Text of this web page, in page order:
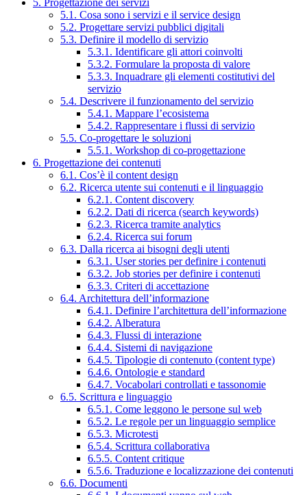
5. Progettazione dei servizi
5.1. Cosa sono i servizi e il service design
5.2. Progettare servizi pubblici digitali
5.3. Definire il modello di servizio
5.3.1. Identificare gli attori coinvolti
5.3.2. Formulare la proposta di valore
5.3.3. Inquadrare gli elementi costitutivi del
servizio
5.4. Descrivere il funzionamento del servizio
5.4.1. Mappare l’ecosistema
5.4.2. Rappresentare i flussi di servizio
5.5. Co-progettare le soluzioni
5.5.1. Workshop di co-progettazione
6. Progettazione dei contenuti
6.1. Cos’è il content design
6.2. Ricerca utente sui contenuti e il linguaggio
6.2.1. Content discovery
6.2.2. Dati di ricerca (search keywords)
6.2.3. Ricerca tramite analytics
6.2.4. Ricerca sui forum
6.3. Dalla ricerca ai bisogni degli utenti
6.3.1. User stories per definire i contenuti
6.3.2. Job stories per definire i contenuti
6.3.3. Criteri di accettazione
6.4. Architettura dell’informazione
6.4.1. Definire l’architettura dell’informazione
6.4.2. Alberatura
6.4.3. Flussi di interazione
6.4.4. Sistemi di navigazione
6.4.5. Tipologie di contenuto (content type)
6.4.6. Ontologie e standard
6.4.7. Vocabolari controllati e tassonomie
6.5. Scrittura e linguaggio
6.5.1. Come leggono le persone sul web
6.5.2. Le regole per un linguaggio semplice
6.5.3. Microtesti
6.5.4. Scrittura collaborativa
6.5.5. Content critique
6.5.6. Traduzione e localizzazione dei contenuti
6.6. Documenti